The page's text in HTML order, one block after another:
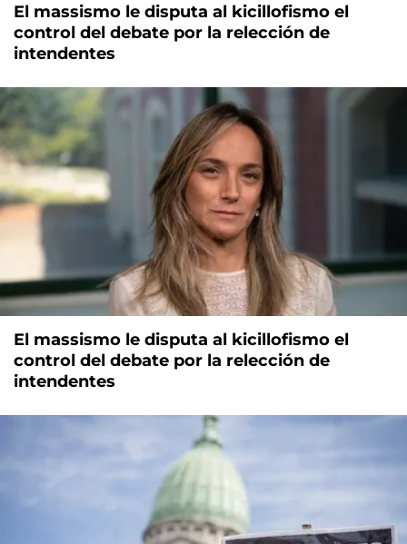
El massismo le disputa al kicillofismo el
control del debate por la relección de
intendentes
El massismo le disputa al kicillofismo el
control del debate por la relección de
intendentes